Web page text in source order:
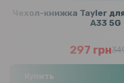
Чехол-книжка Tayler
A33 5G
297 грн
Купить